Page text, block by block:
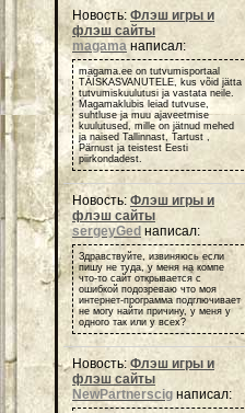
Новость: Флэш игры и
флэш сайты
magamaнаписал:
magama.ee on tutvumisportaal
TÄISKASVANUTELE, kus võid jätta
tutvumiskuulutusi ja vastata neile.
Magamaklubis leiad tutvuse,
suhtluse ja muu ajaveetmise
kuulutused, mille on jätnud mehed
ja naised Tallinnast, Tartust ,
Pärnust ja teistest Eesti
piirkondadest.
Новость: Флэш игры и
флэш сайты
sergeyGed написал:
Здравствуйте, извиняюсь если
пишу не туда, у меня на компе
что-то сайт открывается с
ошибкой подозреваю что моя
интернет-программа подглючивает
не могу найти причину, у меня у
одного так или у всех?
Новость:Флэш игры и
флэш сайты
NewPartnerscig написал: